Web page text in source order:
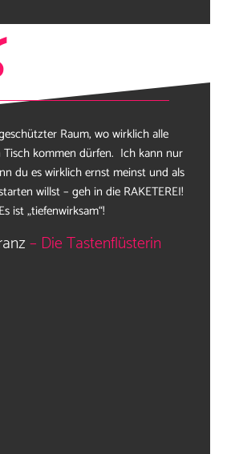
Raum, wo wirklich alle
Tisch kommen dürfen. Ich kann nur
du es wirklich ernst meinst und als
willst – geh in die RAKETEREI!
Es ist „tiefenwirksam“!
– Die Tastenflüsterin